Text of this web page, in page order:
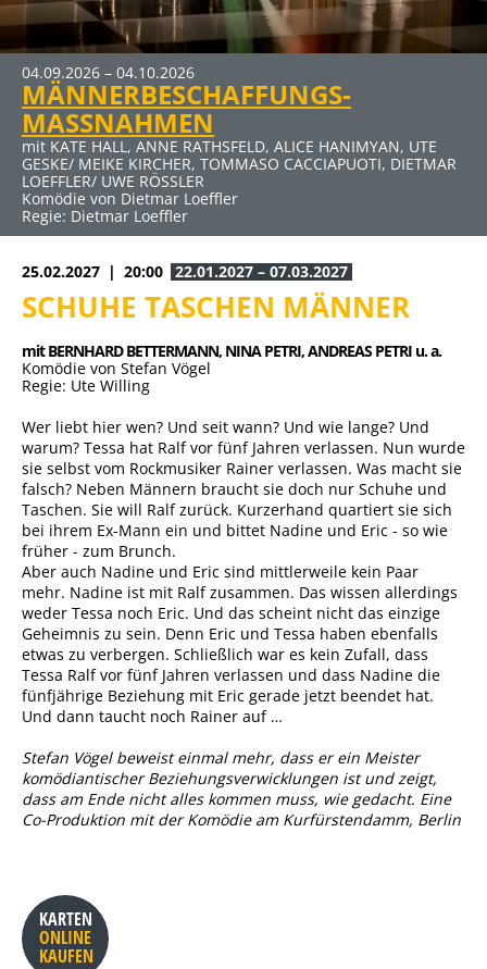
04.09.2026 – 04.10.2026
MÄNNERBESCHAFFUNGS-
MASSNAHMEN
mit KATE HALL, ANNE RATHSFELD, ALICE HANIMYAN, UTE
GESKE/ MEIKE KIRCHER, TOMMASO CACCIAPUOTI, DIETMAR
LOEFFLER/ UWE RÖSSLER
Komödie von Dietmar Loeffler
Regie: Dietmar Loeffler
25.02.2027 20:00 22.01.2027 – 07.03.2027
SCHUHE TASCHEN MÄNNER
mit BERNHARD BETTERMANN, NINA PETRI, ANDREAS PETRI u. a.
Komödie von Stefan Vögel
Regie: Ute Willing
Wer liebt hier wen? Und seit wann? Und wie lange? Und
warum? Tessa hat Ralf vor fünf Jahren verlassen. Nun wurde
sie selbst vom Rockmusiker Rainer verlassen. Was macht sie
falsch? Neben Männern braucht sie doch nur Schuhe und
Taschen. Sie will Ralf zurück. Kurzerhand quartiert sie sich
bei ihrem Ex-Mann ein und bittet Nadine und Eric - so wie
früher - zum Brunch.
Aber auch Nadine und Eric sind mittlerweile kein Paar
mehr. Nadine ist mit Ralf zusammen. Das wissen allerdings
weder Tessa noch Eric. Und das scheint nicht das einzige
Geheimnis zu sein. Denn Eric und Tessa haben ebenfalls
etwas zu verbergen. Schließlich war es kein Zufall, dass
Tessa Ralf vor fünf Jahren verlassen und dass Nadine die
fünfjährige Beziehung mit Eric gerade jetzt beendet hat.
Und dann taucht noch Rainer auf …
Stefan Vögel beweist einmal mehr, dass er ein Meister
komödiantischer Beziehungsverwicklungen ist und zeigt,
dass am Ende nicht alles kommen muss, wie gedacht. Eine
Co-Produktion mit der Komödie am Kurfürstendamm, Berlin
KARTEN
ONLINE
KAUFEN